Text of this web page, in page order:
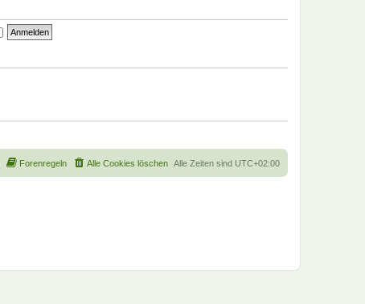
i
Alle Zeiten sind UTC+02:00
Alle Cookies löschen
Forenregeln